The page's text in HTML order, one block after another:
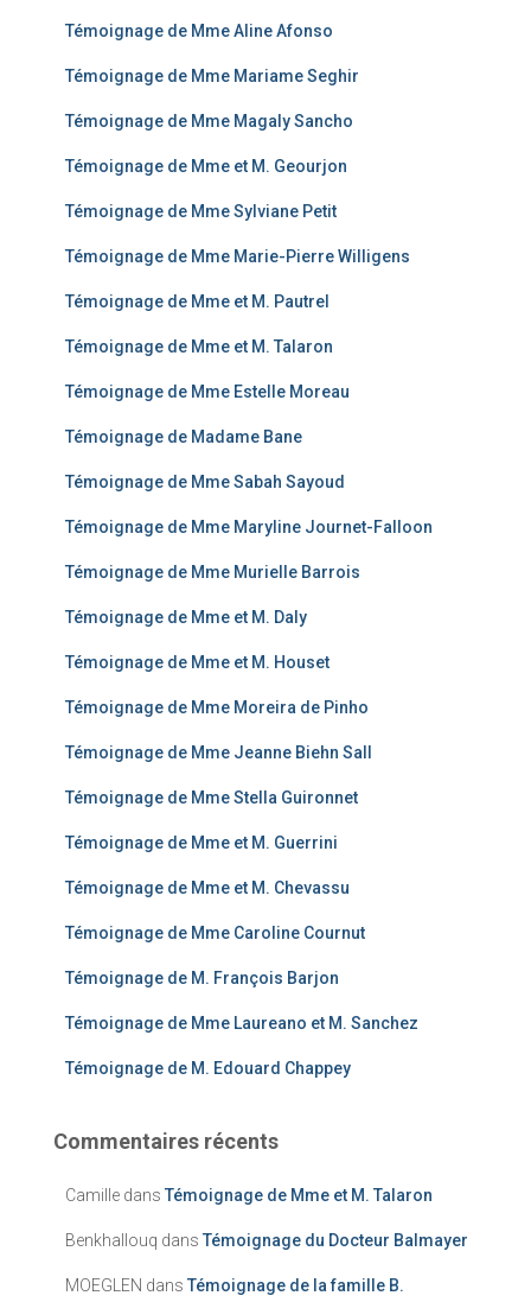
Témoignage de Mme Aline Afonso
Témoignage de Mme Mariame Seghir
Témoignage de Mme Magaly Sancho
Témoignage de Mme et M. Geourjon
Témoignage de Mme Sylviane Petit
Témoignage de Mme Marie-Pierre Willigens
Témoignage de Mme et M. Pautrel
Témoignage de Mme et M. Talaron
Témoignage de Mme Estelle Moreau
Témoignage de Madame Bane
Témoignage de Mme Sabah Sayoud
Témoignage de Mme Maryline Journet-Falloon
Témoignage de Mme Murielle Barrois
Témoignage de Mme et M. Daly
Témoignage de Mme et M. Houset
Témoignage de Mme Moreira de Pinho
Témoignage de Mme Jeanne Biehn Sall
Témoignage de Mme Stella Guironnet
Témoignage de Mme et M. Guerrini
Témoignage de Mme et M. Chevassu
Témoignage de Mme Caroline Cournut
Témoignage de M. François Barjon
Témoignage de Mme Laureano et M. Sanchez
Témoignage de M. Edouard Chappey
Commentaires récents
Camille dans Témoignage de Mme et M. Talaron
Benkhallouq dans Témoignage du Docteur Balmayer
MOEGLEN dans Témoignage de la famille B.